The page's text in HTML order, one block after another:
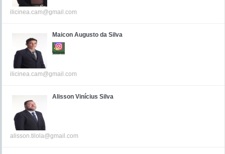
ilicinea.cam@gmail.com
Maicon Augusto da Silva
ilicinea.cam@gmail.com
Alisson Vinícius Silva
alisson.tilola@gmail.com